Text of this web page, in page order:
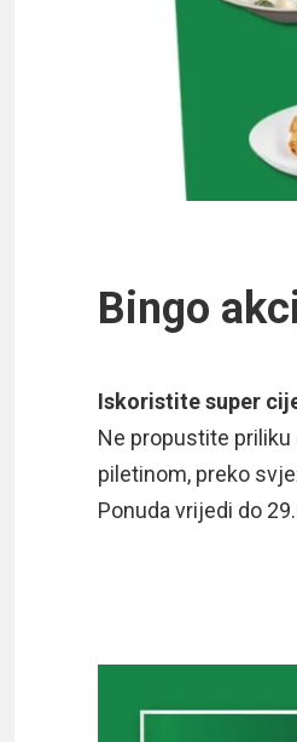
Bingo
Iskoristite super
Ne propustite
piletinom, preko
Ponuda vrijedi do